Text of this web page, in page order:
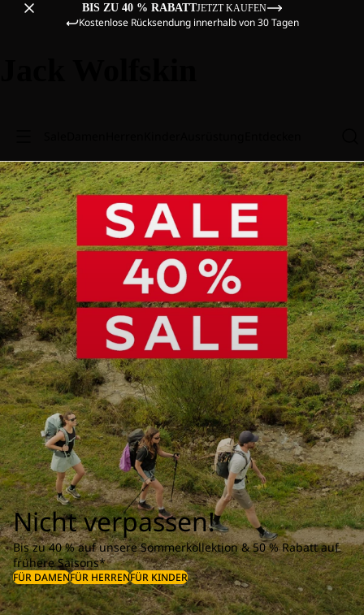
BIS ZU 40 % RABATTJETZT KAUFEN
Kostenlose Rücksendung innerhalb von 30 Tagen
Nicht verpassen!
Bis zu 40 % auf unsere Sommerkollektion & 50 % Rabatt auf
frühere Saisons*
FÜR DAMENFÜR HERRENFÜR KINDER